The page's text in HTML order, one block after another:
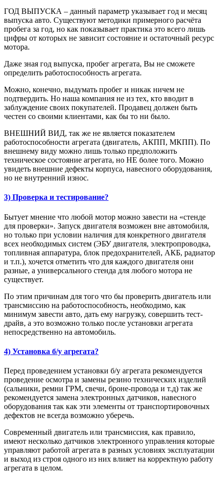
ГОД ВЫПУСКА – данный параметр указывает год и месяц
выпуска авто. Существуют методики примерного расчёта
пробега за год, но как показывает практика это всего лишь
цифры от которых не зависит состояние и остаточный ресурс
мотора.
Даже зная год выпуска, пробег агрегата, Вы не сможете
определить работоспособность агрегата.
Можно, конечно, выдумать пробег и никак ничем не
подтвердить. Но наша компания не из тех, кто вводит в
заблуждение своих покупателей. Продавец должен быть
честен со своими клиентами, как бы то ни было.
ВНЕШНИЙ ВИД, так же не является показателем
работоспособности агрегата (двигатель, АКПП, МКПП). По
внешнему виду можно лишь только предположить
техническое состояние агрегата, но НЕ более того. Можно
увидеть внешние дефекты корпуса, навесного оборудования,
но не внутренний износ.
3) Проверка и тестирование?
Бытует мнение что любой мотор можно завести на «стенде
для проверки». Запуск двигателя возможен вне автомобиля,
но только при условии наличия для конкретного двигателя
всех необходимых систем (ЭБУ двигателя, электропроводка,
топливная аппаратура, блок предохранителей, АКБ, радиатор
и т.п.), хочется отметить что для каждого двигателя они
разные, а универсального стенда для любого мотора не
существует.
По этим причинам для того что бы проверить двигатель или
трансмиссию на работоспособность, необходимо, как
минимум завести авто, дать ему нагрузку, совершить тест-
драйв, а это возможно только после установки агрегата
непосредственно на автомобиль.
4) Установка б/у агрегата?
Перед проведением установки б/у агрегата рекомендуется
проведение осмотра и замены резино технических изделий
(сальники, ремни ГРМ, свечи, броне-провода и т.д) так же
рекомендуется замена электронных датчиков, навесного
оборудования так как эти элементы от транспортировочных
дефектов не всегда возможно уберечь.
Современный двигатель или трансмиссия, как правило,
имеют несколько датчиков электронного управления которые
управляют работой агрегата в разных условиях эксплуатации
и выход из строя одного из них влияет на корректную работу
агрегата в целом.